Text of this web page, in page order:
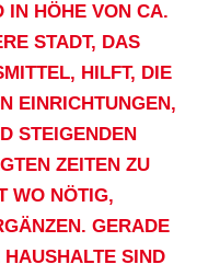
IN HÖHE VON CA.
STADT, DAS
HILFT, DIE
EINRICHTUNGEN,
STEIGENDEN
ZEITEN ZU
WO NÖTIG,
GERADE
SIND